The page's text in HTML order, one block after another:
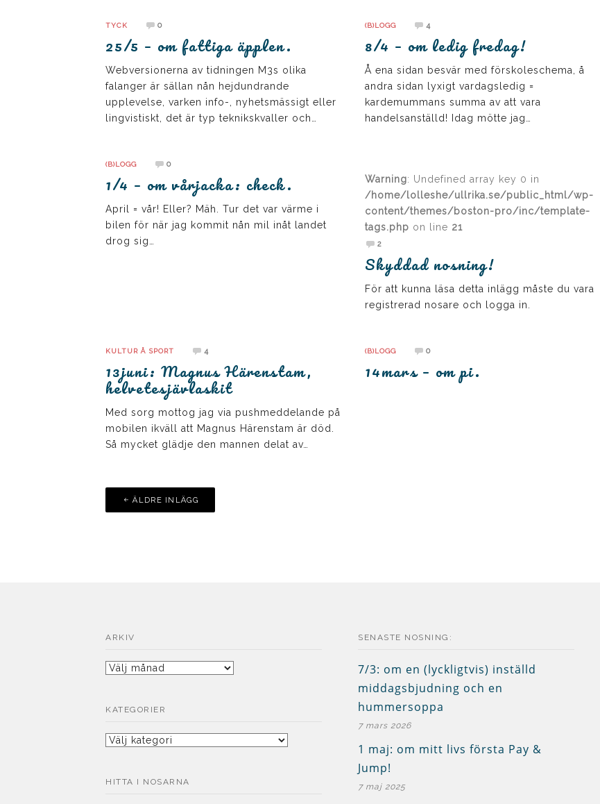
TYCK 0
25/5 – om fattiga äpplen.
Webversionerna av tidningen M3s olika
falanger är sällan nån hejdundrande
upplevelse, varken info-, nyhetsmässigt eller
lingvistiskt, det är typ teknikskvaller och…
(B)LOGG 4
8/4 – om ledig fredag!
Å ena sidan besvär med förskoleschema, å
andra sidan lyxigt vardagsledig =
kardemummans summa av att vara
handelsanställd! Idag mötte jag…
(B)LOGG 0
1/4 – om vårjacka: check.
April = vår! Eller? Mäh. Tur det var värme i
bilen för när jag kommit nån mil inåt landet
drog sig…
Warning: Undefined array key 0 in
/home/lolleshe/ullrika.se/public_html/wp-
content/themes/boston-pro/inc/template-
tags.php on line 21
2
Skyddad nosning!
För att kunna läsa detta inlägg måste du vara
registrerad nosare och logga in.
KULTUR Å SPORT 4
13juni: Magnus Härenstam,
helvetesjävlaskit
Med sorg mottog jag via pushmeddelande på
mobilen ikväll att Magnus Härenstam är död.
Så mycket glädje den mannen delat av…
(B)LOGG 0
14mars – om pi.
Inläggsnavigering
ÄLDRE INLÄGG
ARKIV
Arkiv
KATEGORIER
Kategorier
HITTA I NOSARNA
SENASTE NOSNING:
7/3: om en (lyckligtvis) inställd
middagsbjudning och en
hummersoppa
7 mars 2026
1 maj: om mitt livs första Pay &
Jump!
7 maj 2025